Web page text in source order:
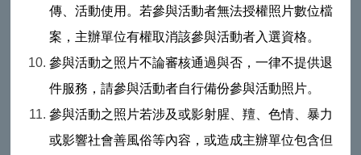
傳、活動使用。若參與活動者無法授權照片數位檔
案，主辦單位有權取消該參與活動者入選資格。
參與活動之照片不論審核通過與否，一律不提供退
件服務，請參與活動者自行備份參與活動照片。
參與活動之照片若涉及或影射腥、羶、色情、暴力
或影響社會善風俗等內容，或造成主辦單位包含但